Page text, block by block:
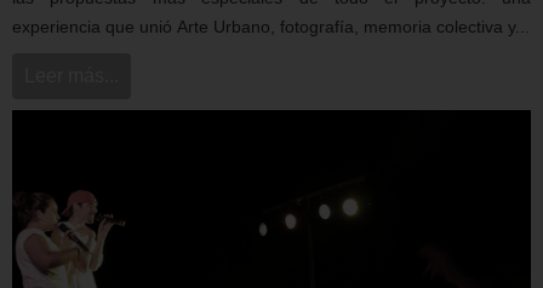
experiencia que unió Arte Urbano, fotografía, memoria colectiva y...